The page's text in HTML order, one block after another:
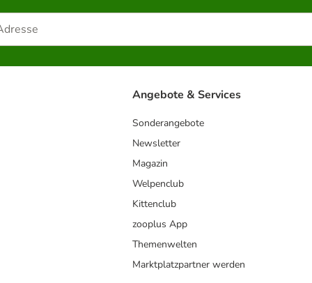
Angebote & Services
Sonderangebote
Newsletter
Magazin
Welpenclub
Kittenclub
zooplus App
Themenwelten
Marktplatzpartner werden